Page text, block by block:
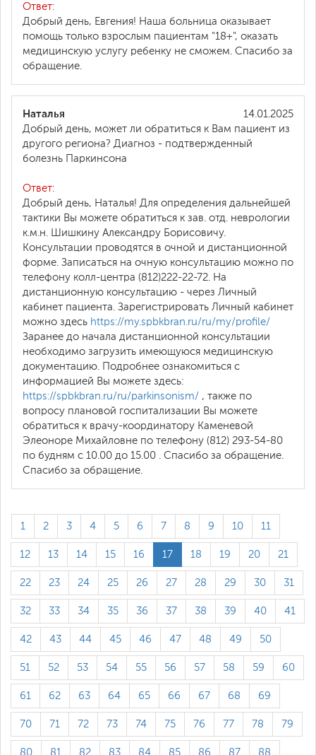
Ответ:
Добрый день, Евгения! Наша больница оказывает
помощь только взрослым пациентам "18+", оказать
медицинскую услугу ребенку не сможем. Спасибо за
обращение.
14.01.2025
Наталья
Добрый день, может ли обратиться к Вам пациент из
другого региона? Диагноз - подтвержденный
болезнь Паркинсона
Ответ:
Добрый день, Наталья! Для определения дальнейшей
тактики Вы можете обратиться к зав. отд. неврологии
к.м.н. Шишкину Александру Борисовичу.
Консультации проводятся в очной и дистанционной
форме. Записаться на очную консультацию можно по
телефону колл-центра (812)222-22-72. На
дистанционную консультацию - через Личный
кабинет пациента. Зарегистрировать Личный кабинет
можно здесь https://my.spbkbran.ru/ru/my/profile/
Заранее до начала дистанционной консультации
необходимо загрузить имеющуюся медицинскую
документацию. Подробнее ознакомиться с
информацией Вы можете здесь:
https://spbkbran.ru/ru/parkinsonism/ , также по
вопросу плановой госпитализации Вы можете
обратиться к врачу-координатору Каменевой
Элеоноре Михайловне по телефону (812) 293-54-80
по будням с 10.00 до 15.00 . Спасибо за обращение.
Спасибо за обращение.
1 2 3 4 5 6 7 8 9 10 11
12 13 14 15 16 17 18 19 20 21
22 23 24 25 26 27 28 29 30 31
32 33 34 35 36 37 38 39 40 41
42 43 44 45 46 47 48 49 50
51 52 53 54 55 56 57 58 59 60
61 62 63 64 65 66 67 68 69
70 71 72 73 74 75 76 77 78 79
80 81 82 83 84 85 86 87 88